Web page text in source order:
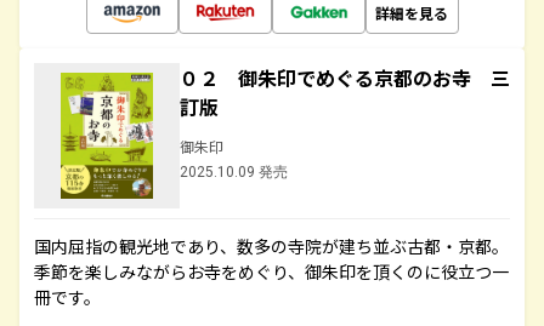
詳細を見る
０２ 御朱印でめぐる京都のお寺 三
訂版
御朱印
2025.10.09 発売
国内屈指の観光地であり、数多の寺院が建ち並ぶ古都・京都。
季節を楽しみながらお寺をめぐり、御朱印を頂くのに役立つ一
冊です。